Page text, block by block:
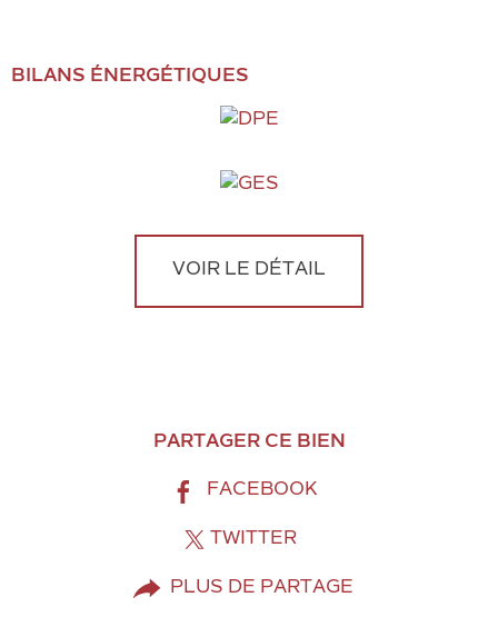
BILANS ÉNERGÉTIQUES
VOIR LE DÉTAIL
PARTAGER CE BIEN
FACEBOOK
TWITTER
PLUS DE PARTAGE